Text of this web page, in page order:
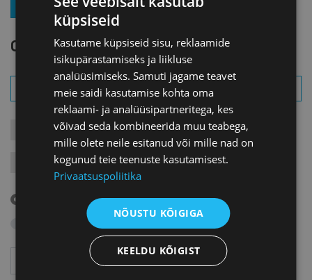
LIITU UUDISKIRJAGA
OTSI SÜNDMUST
KONTAKTÜRITUSED KOOLITUSED LIIKMEÜRITUSED
JÄRELVAATAMINE MESSID VARIA VÄLISVISIIDID
Tulevased sündmused
Otsi arhiivist
Kuu
küpsiseid
Kasutame küpsiseid sisu, reklaamide
isikupärastamiseks ja liikluse
analüüsimiseks. Samuti jagame teavet
meie saidi kasutamise kohta oma
reklaami- ja analüüsipartneritega, kes
võivad seda kombineerida muu teabega,
mille olete neile esitanud või mille nad on
kogunud teie teenuste kasutamisest.
Privaatsuspoliitika
NÕUSTU KÕIGIGA
KEELDU KÕIGIST